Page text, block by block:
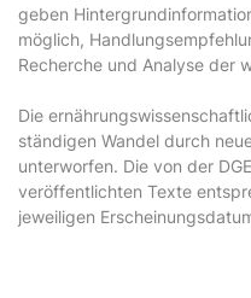
geben
möglich,
Recherche und Analyse der
Die
ständigen Wandel durch
unterworfen. Die von der
veröffentlichten Texte
jeweiligen